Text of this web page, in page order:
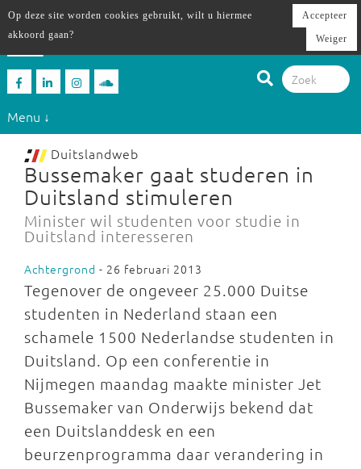
Menu ↓
Duitslandweb
Bussemaker gaat studeren in
Duitsland stimuleren
Minister wil studenten voor studie in
Duitsland interesseren
Achtergrond - 26 februari 2013
Tegenover de ongeveer 25.000 Duitse
studenten in Nederland staan een
schamele 1500 Nederlandse studenten in
Duitsland. Op een conferentie in
Nijmegen maandag maakte minister Jet
Bussemaker van Onderwijs bekend dat
een Duitslanddesk en een
beurzenprogramma daar verandering in
Op deze site worden cookies gebruikt, wilt u hiermee
akkoord gaan?
Accepteer
Weiger